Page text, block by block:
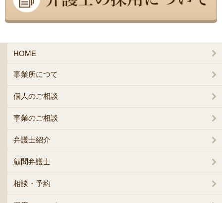
HOME
事業所につて
個人のご相談
事業のご相談
弁護士紹介
顧問弁護士
相談・予約